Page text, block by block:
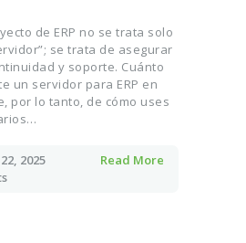
de ERP no se trata solo
se trata de asegurar
y soporte. Cuánto
un servidor para ERP en
por lo tanto, de cómo uses
2025
Read More